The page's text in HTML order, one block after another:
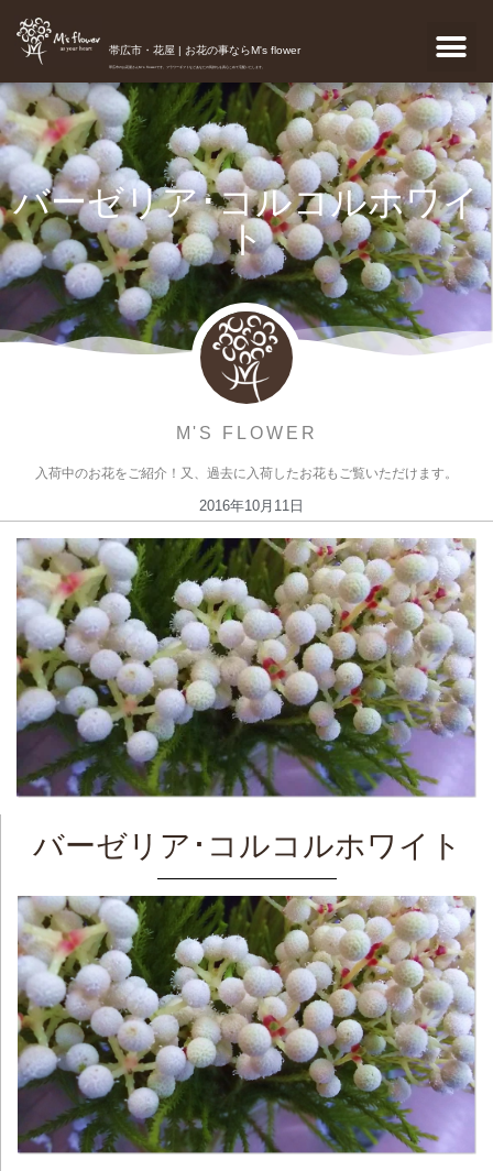
帯広市・花屋 | お花の事ならM's flower
帯広市のお花屋さんM's flowerです。フラワーギフトなどあなたの気持ちを真心こめて宅配いたします。
バーゼリア･コルコルホワイ
ト
M'S FLOWER
入荷中のお花をご紹介！又、過去に入荷したお花もご覧いただけます。
2016年10月11日
バーゼリア･コルコルホワイト